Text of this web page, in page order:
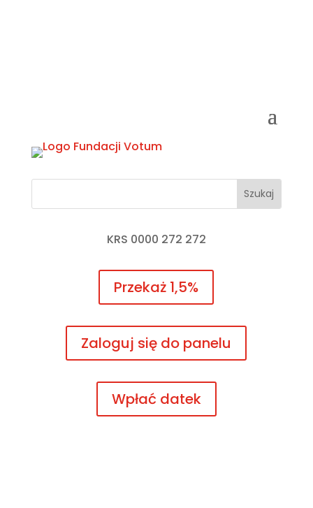
KRS 0000 272 272
Przekaż 1,5%
Zaloguj się do panelu
Wpłać datek